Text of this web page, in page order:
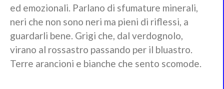
ed emozionali. Parlano di sfumature minerali,
neri che non sono neri ma pieni di riflessi, a
guardarli bene. Grigi che, dal verdognolo,
virano al rossastro passando per il bluastro.
Terre arancioni e bianche che sento scomode.